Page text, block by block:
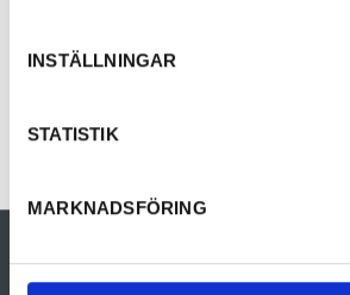
INSTÄLLNINGAR
STATISTIK
MARKNADSFÖRING
Arvika Turistcenter